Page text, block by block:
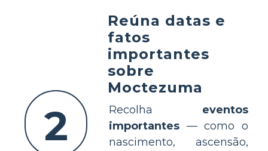
2
Reúna datas e
fatos
importantes
sobre
Moctezuma
Recolha eventos
importantes — como o
nascimento, ascensão,